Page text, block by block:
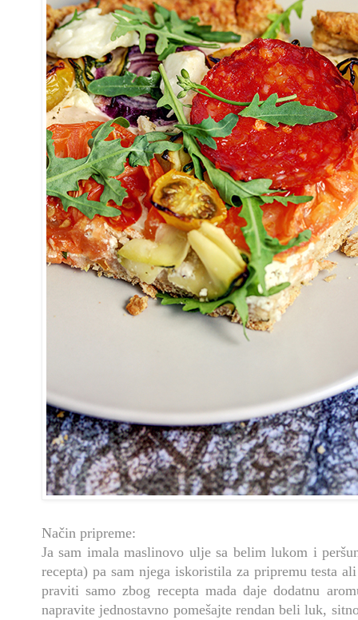
Način pripreme:
Ja sam imala maslinovo ulje sa belim lukom i
recepta) pa sam njega iskoristila za pripremu testa
praviti samo zbog recepta mada daje dodatnu
napravite jednostavno pomešajte rendan beli luk,